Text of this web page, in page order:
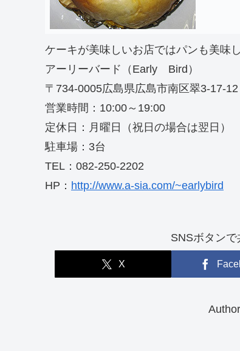
ケーキが美味しいお店ではパンも美味
アーリーバード（Early Bird）
〒734-0005広島県広島市南区翠3-17-12
営業時間：10:00～19:00
定休日：月曜日（祝日の場合は翌日）
駐車場：3台
TEL：082-250-2202
HP： http://www.a-sia.com/~earlybird
SNSボタンで
X